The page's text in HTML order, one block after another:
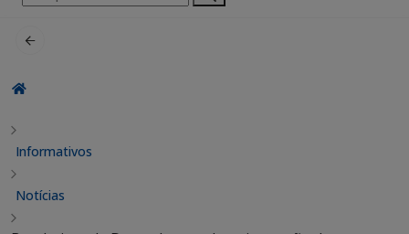
por:
Informativos
Notícias